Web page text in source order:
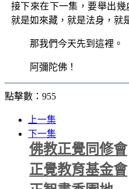
接下來在下一集，要舉出
就是如來藏，就是法身，就
那我們今天先到這裡。
阿彌陀佛！
點擊數：955
上一集
下一集
佛教正覺同修會
正覺教育基金會